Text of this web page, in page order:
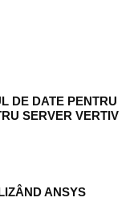
DE DATE PENTRU
SERVER VERTIV
ANSYS